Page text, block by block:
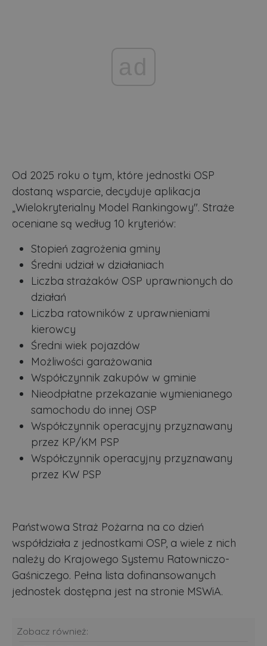
Od 2025 roku o tym, które jednostki OSP
dostaną wsparcie, decyduje aplikacja
„Wielokryterialny Model Rankingowy". Straże
oceniane są według 10 kryteriów:
Stopień zagrożenia gminy
Średni udział w działaniach
Liczba strażaków OSP uprawnionych do
działań
Liczba ratowników z uprawnieniami
kierowcy
Średni wiek pojazdów
Możliwości garażowania
Współczynnik zakupów w gminie
Nieodpłatne przekazanie wymienianego
samochodu do innej OSP
Współczynnik operacyjny przyznawany
przez KP/KM PSP
Współczynnik operacyjny przyznawany
przez KW PSP
Państwowa Straż Pożarna na co dzień
współdziała z jednostkami OSP, a wiele z nich
należy do Krajowego Systemu Ratowniczo-
Gaśniczego. Pełna lista dofinansowanych
jednostek dostępna jest na stronie MSWiA.
Zobacz również: